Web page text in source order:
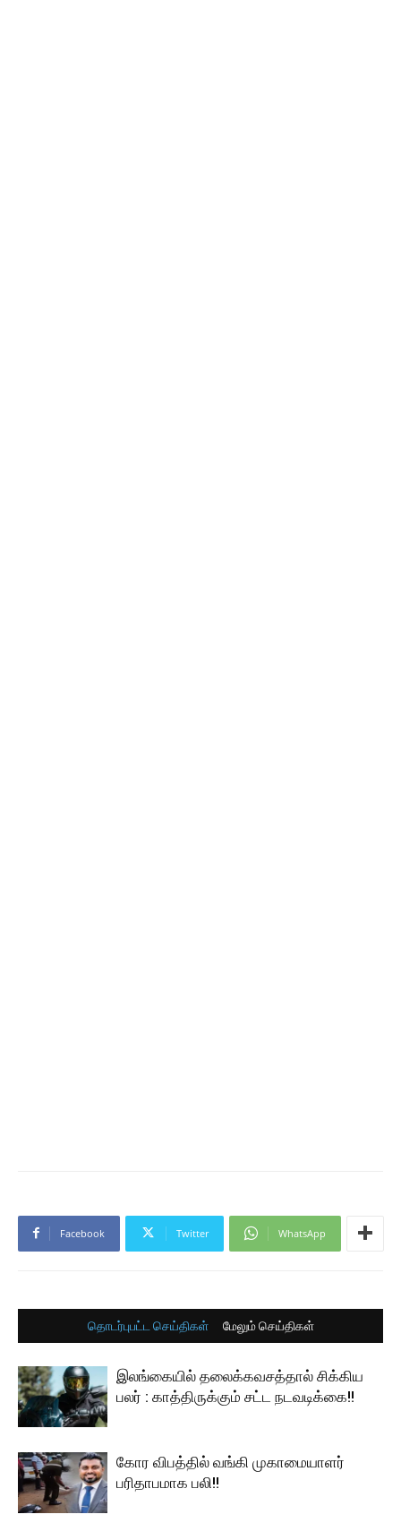
Facebook Twitter WhatsApp
தொடர்புபட்ட செய்திகள் மேலும் செய்திகள்
இலங்கையில் தலைக்கவசத்தால் சிக்கிய
பலர் : காத்திருக்கும் சட்ட நடவடிக்கை!!
கோர விபத்தில் வங்கி முகாமையாளர்
பரிதாபமாக பலி!!